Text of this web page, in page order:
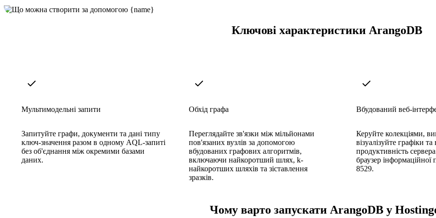
Ключові характеристики ArangoDB
Мультимодельні запити
Запитуйте графи, документи та дані типу
ключ-значення разом в одному AQL-запиті
без об'єднання між окремими базами
даних.
Обхід графа
Переглядайте зв'язки між мільйонами
пов'язаних вузлів за допомогою
вбудованих графових алгоритмів,
включаючи найкоротший шлях, k-
найкоротших шляхів та зіставлення
зразків.
Вбудований веб-
Керуйте колекціями,
візуалізуйте графіки
продуктивність
браузер інформаційної
8529.
Чому варто запускати ArangoDB у